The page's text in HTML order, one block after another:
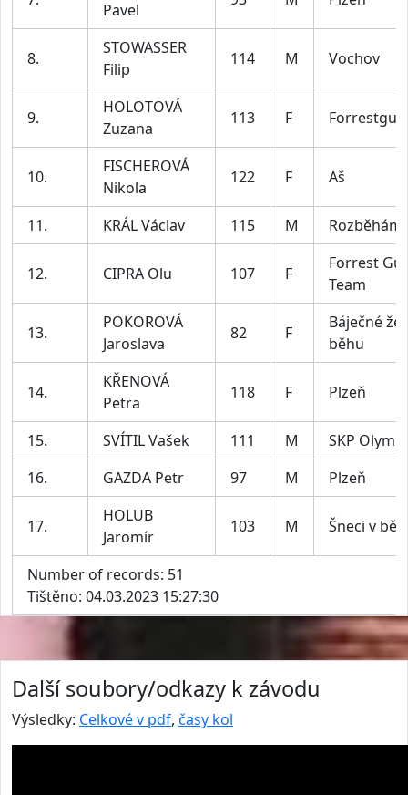
Pavel
8.
STOWASSER
Filip
114 M Vochov
9.
HOLOTOVÁ
Zuzana
113 F
10.
FISCHEROVÁ
Nikola
122 F Aš
11. KRÁL Václav 115 M
12. CIPRA Olu 107 F
Forrest
Team
13.
POKOROVÁ
Jaroslava
82 F
Báječné
běhu
14.
KŘENOVÁ
Petra
118 F Plzeň
15. SVÍTIL Vašek 111 M
SKP
16.
GAZDA Petr 97 M Plzeň
17.
HOLUB
Jaromír
103 M Šneci v
Number of records: 51
Tištěno: 04.03.2023 15:27:30
Další soubory/odkazy k závodu
Výsledky: Celkové v pdf, časy kol